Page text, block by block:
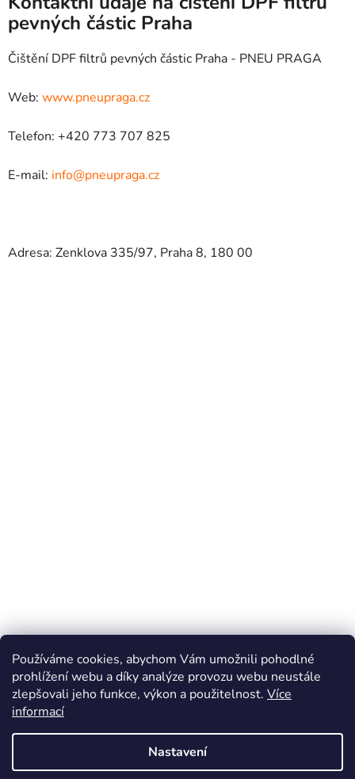
Používáme cookies, abychom Vám umožnili pohodlné
prohlížení webu a díky analýze provozu webu neustále
zlepšovali jeho funkce, výkon a použitelnost. Více
informací
Nastavení
pevných částic Praha
Čištění DPF filtrů pevných částic Praha - PNEU PRAGA
Web: www.pneupraga.cz
Telefon: +420 773 707 825
E-mail: info@pneupraga.cz
Adresa: Zenklova 335/97, Praha 8, 180 00
Online marketing zajišťuje společnost X-VISION
Sitemap